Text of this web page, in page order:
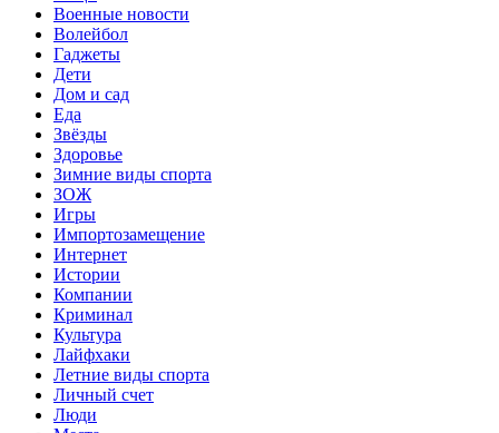
Военные новости
Волейбол
Гаджеты
Дети
Дом и сад
Еда
Звёзды
Здоровье
Зимние виды спорта
ЗОЖ
Игры
Импортозамещение
Интернет
Истории
Компании
Криминал
Культура
Лайфхаки
Летние виды спорта
Личный счет
Люди